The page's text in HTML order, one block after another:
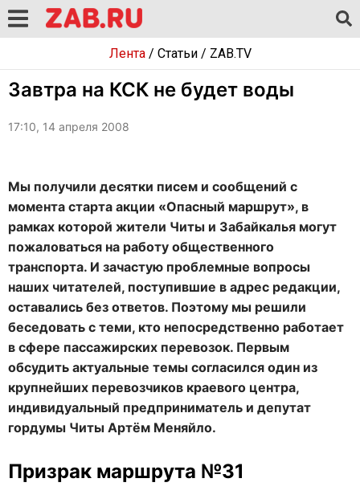
Лента/ Статьи/ ZAB.TV
Завтра на КСК не будет воды
17:10, 14 апреля 2008
Мы получили десятки писем и сообщений с
момента старта акции «Опасный маршрут», в
рамках которой жители Читы и Забайкалья могут
пожаловаться на работу общественного
транспорта. И зачастую проблемные вопросы
наших читателей, поступившие в адрес редакции,
оставались без ответов. Поэтому мы решили
беседовать с теми, кто непосредственно работает
в сфере пассажирских перевозок. Первым
обсудить актуальные темы согласился один из
крупнейших перевозчиков краевого центра,
индивидуальный предприниматель и депутат
гордумы Читы Артём Меняйло.
Призрак маршрута №31